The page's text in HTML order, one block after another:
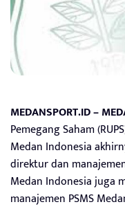
MEDANSPORT.ID –
Pemegang Saham
Medan Indonesia
direktur dan
Medan Indonesia juga
manajemen PSMS